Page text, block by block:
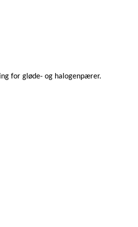
for gløde- og halogenpærer.